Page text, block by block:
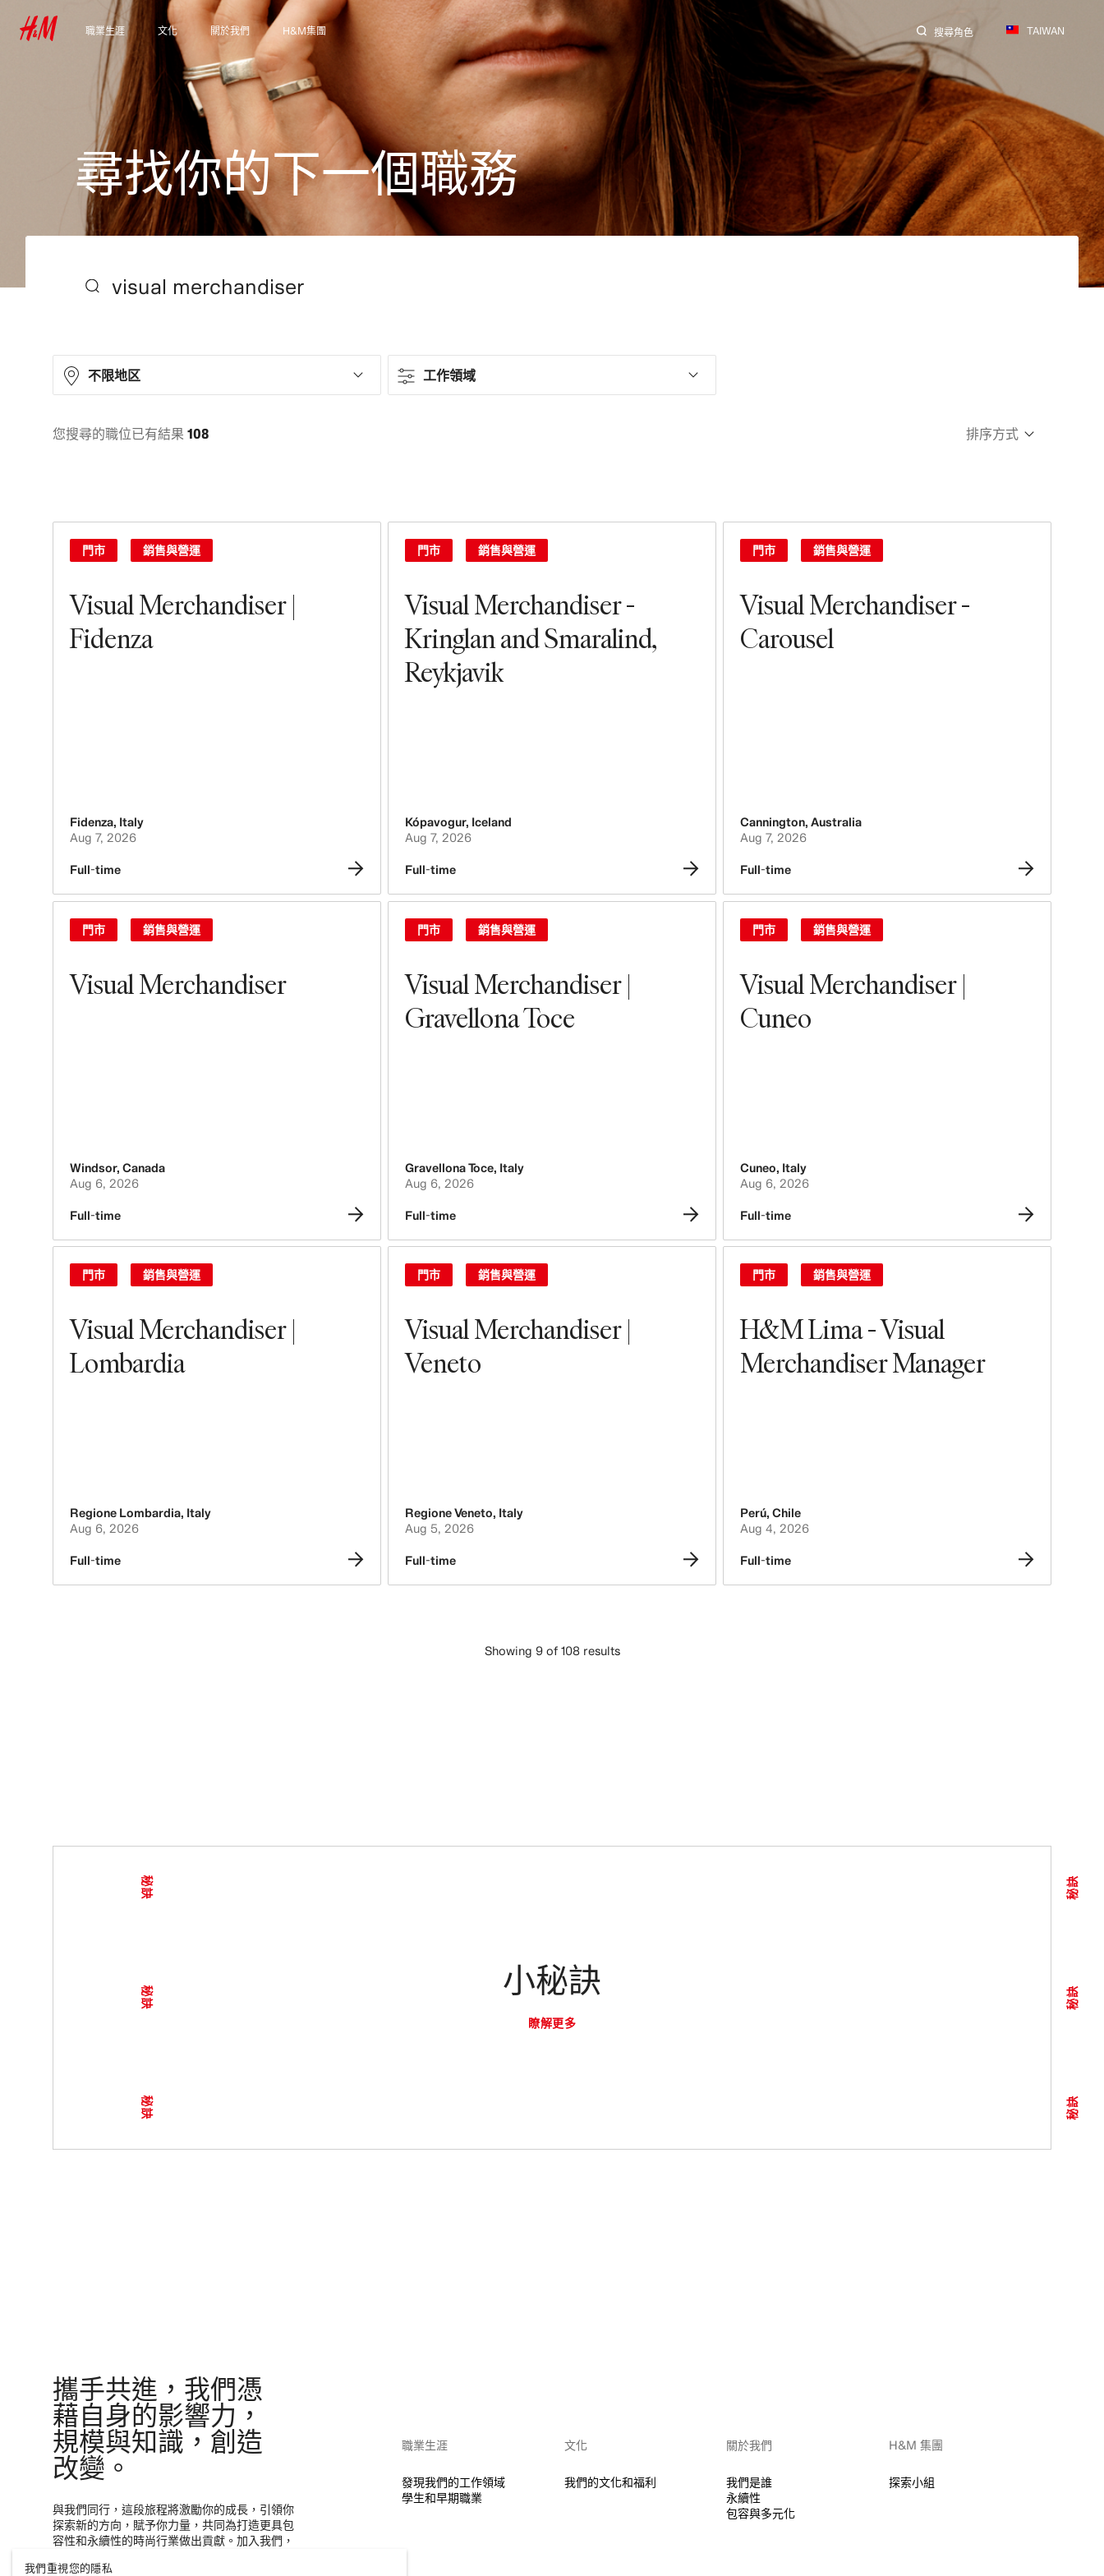
職業生涯
發現我們的工作領域
學生和早期職業
文化
我們的文化和福利
關於我們
我們是誰
永續性
包容與多元化
H&M集團
探索集團
搜尋角色 TAIWAN
尋找你的下一個職務
不限地区
North America
38
Oceania
工作領域
銷售與營運
門市
您搜尋的職位已有結果 108 排序方式
Visual Merchandiser |
Fidenza
門市 銷售與營運
Fidenza, Italy
Aug 7, 2026
Full-time
Visual Merchandiser -
Kringlan and Smaralind,
Reykjavik
門市 銷售與營運
Kópavogur, Iceland
Aug 7, 2026
Full-time
Visual Merchandiser -
Carousel
門市 銷售與營運
Cannington, Australia
Aug 7, 2026
Full-time
Visual Merchandiser
門市 銷售與營運
Windsor, Canada
Aug 6, 2026
Full-time
Visual Merchandiser |
Gravellona Toce
門市 銷售與營運
Gravellona Toce, Italy
Aug 6, 2026
Full-time
Visual Merchandiser |
Cuneo
門市 銷售與營運
Cuneo, Italy
Aug 6, 2026
Full-time
Visual Merchandiser |
Lombardia
門市 銷售與營運
Regione Lombardia, Italy
Aug 6, 2026
Full-time
Visual Merchandiser |
Veneto
門市 銷售與營運
Regione Veneto, Italy
Aug 5, 2026
Full-time
H&M Lima - Visual
Merchandiser Manager
門市 銷售與營運
Perú, Chile
Aug 4, 2026
Full-time
Showing 9 of 108 results
小秘訣
瞭解更多
秘訣
秘訣
秘訣 秘訣
秘訣
秘訣
攜手共進，我們憑
藉自身的影響力，
規模與知識，創造
改變。
與我們同行，這段旅程將激勵你的成長，引領你
探索新的方向，賦予你力量，共同為打造更具包
容性和永續性的時尚行業做出貢獻。加入我們，
職業生涯
發現我們的工作領域
學生和早期職業
文化
我們的文化和福利
關於我們
我們是誰
永續性
包容與多元化
H&M 集團
探索小組
我們重視您的隱私